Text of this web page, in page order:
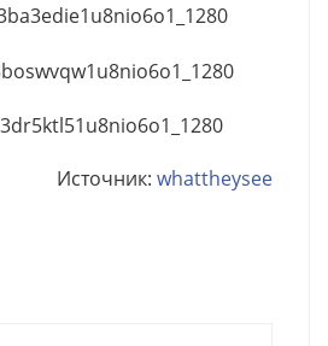
Источник: whattheysee